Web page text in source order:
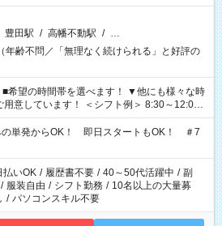
豊田駅 / 高幡不動駅 / …
年齢不問／「無理なく続けられる」と好評の
時間帯を選べます！ ▼他にも様々な時
用意しています！ ＜シフト例＞ 8:30～12:00
～22:00 22:00～翌6:00 など
単発からOK！ 即日スタートもOK！ ＃7
払いOK / 履歴書不要 / 40～50代活躍中 / 副
/ 服装自由 / シフト勤務 / 10名以上の大量募
/ パソコンスキル不要